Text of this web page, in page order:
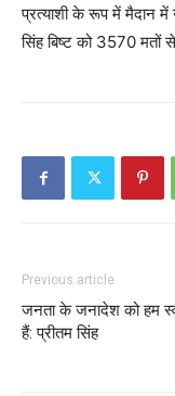
प्रत्याशी के रूप में मैदान
सिंह बिष्ट को 3570 मतों
Previous article
जनता के जनादेश को हम
हैं: प्रीतम सिंह